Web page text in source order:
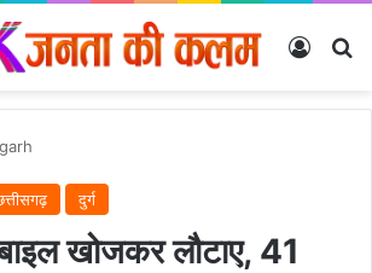
Log In
दुर्ग
खोजकर लौटाए, 41